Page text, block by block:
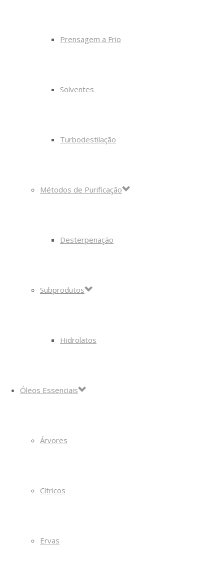
Prensagem a Frio
Solventes
Turbodestilação
Métodos de Purificação
Desterpenação
Subprodutos
Hidrolatos
Óleos Essenciais
Árvores
Cítricos
Ervas